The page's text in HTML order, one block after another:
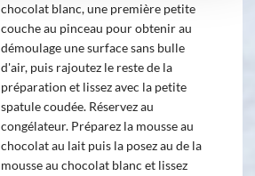
chocolat blanc, une première petite
couche au pinceau pour obtenir au
démoulage une surface sans bulle
d'air, puis rajoutez le reste de la
préparation et lissez avec la petite
spatule coudée. Réservez au
congélateur. Préparez la mousse au
chocolat au lait puis la posez au de la
mousse au chocolat blanc et lissez